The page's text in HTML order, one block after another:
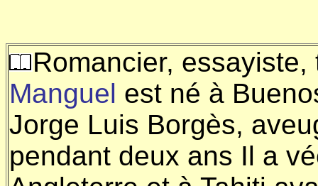
Romancier,
Manguel est né à
Jorge Luis Borgès,
pendant deux ans Il a